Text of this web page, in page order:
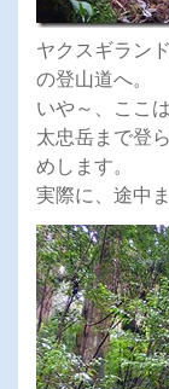
ヤクスギラン
の登山道へ。
いや～、ここ
太忠岳まで登
めします。
実際に、途中